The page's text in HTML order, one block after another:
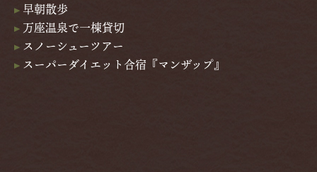
早朝散歩
万座温泉で一棟貸切
スノーシューツアー
スーパーダイエット合宿『マンザップ』